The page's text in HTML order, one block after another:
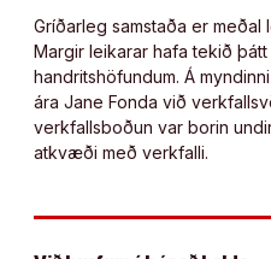
Gríðarleg samstaða er
Margir leikarar hafa tekið
handritshöfundum. Á
ára Jane Fonda við
verkfallsboðun var borin
atkvæði með verkfalli.